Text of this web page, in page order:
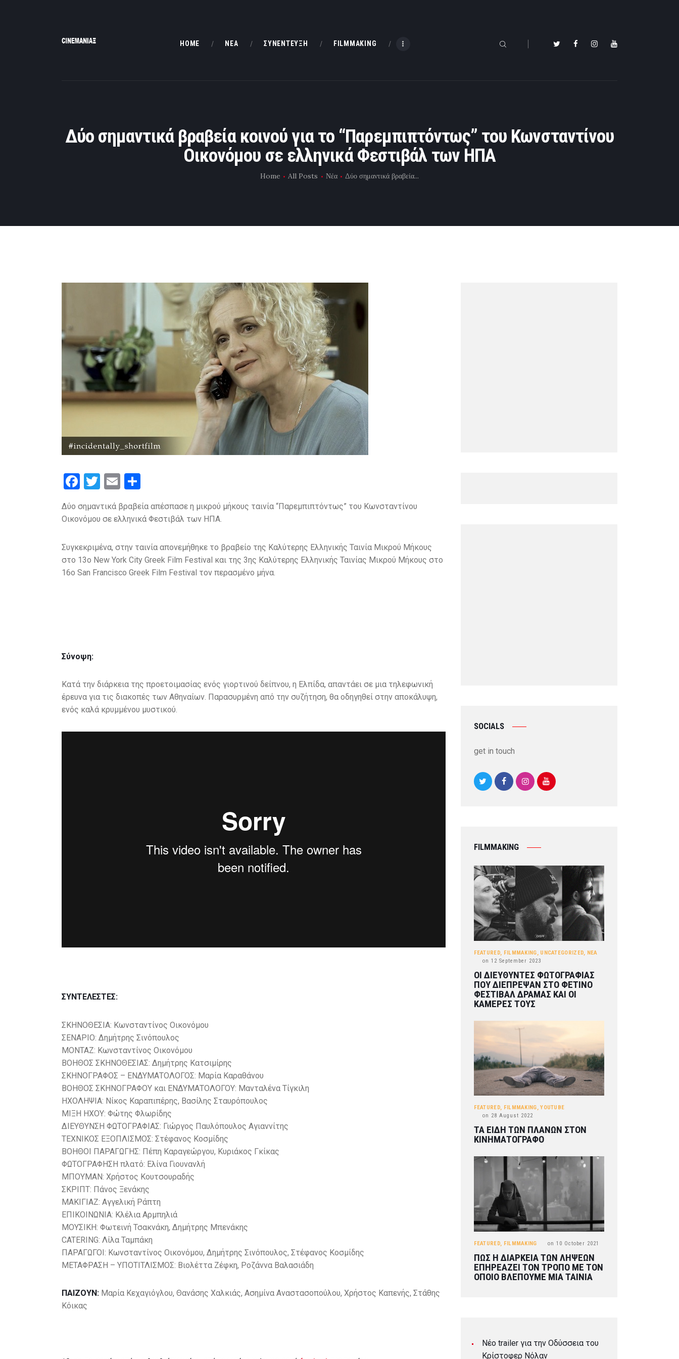
HOME ΝΕΑ ΣΥΝΕΝΤΕΥΞΗ FILMMAKING
Δύο σημαντικά βραβεία κοινού για το “Παρεμπιπτόντως” του Κωνσταντίνου
Οικονόμου σε ελληνικά Φεστιβάλ των ΗΠΑ
Home All Posts Νέα Δύο σημαντικά βραβεία...
ΝΕΑ
ΜΙΚΡΟΥ ΜΗΚΟΥΣ
EΠΙΚΟΙΝΩΝΙΑ
F
ce
b
o
o
k
T
wi
tt
E
ail
h
ar
Δύο σημαντικά βραβεία απέσπασε η μικρού μήκους ταινία “Παρεμπιπτόντως” του Κωνσταντίνου
Οικονόμου σε ελληνικά Φεστιβάλ των ΗΠΑ.
Συγκεκριμένα, στην ταινία απονεμήθηκε το βραβείο της Καλύτερης Ελληνικής Ταινία Μικρού Μήκους
στο 13ο New York City Greek Film Festival και της 3ης Καλύτερης Ελληνικής Ταινίας Μικρού Μήκους στο
16ο San Francisco Greek Film Festival τον περασμένο μήνα.
Σύνοψη:
Κατά την διάρκεια της προετοιμασίας ενός γιορτινού δείπνου, η Ελπίδα, απαντάει σε μια τηλεφωνική
έρευνα για τις διακοπές των Αθηναίων. Παρασυρμένη από την συζήτηση, θα οδηγηθεί στην αποκάλυψη,
ενός καλά κρυμμένου μυστικού.
ΣΥΝΤΕΛΕΣΤΕΣ:
ΣΚΗΝΟΘΕΣΙΑ: Κωνσταντίνος Οικονόμου
ΣΕΝΑΡΙΟ: Δημήτρης Σινόπουλος
ΜΟΝΤΑΖ: Κωνσταντίνος Οικονόμου
ΒΟΗΘΟΣ ΣΚΗΝΟΘΕΣΙΑΣ: Δημήτρης Κατσιμίρης
ΣΚΗΝΟΓΡΑΦΟΣ – ΕΝΔΥΜΑΤΟΛΟΓΟΣ: Μαρία Καραθάνου
ΒΟΗΘΟΣ ΣΚΗΝΟΓΡΑΦΟΥ και ΕΝΔΥΜΑΤΟΛΟΓΟΥ: Μανταλένα Τίγκιλη
ΗΧΟΛΗΨΙΑ: Νίκος Καραπιπέρης, Βασίλης Σταυρόπουλος
ΜΙΞΗ ΗΧΟΥ: Φώτης Φλωρίδης
ΔΙΕΥΘΥΝΣΗ ΦΩΤΟΓΡΑΦΙΑΣ: Γιώργος Παυλόπουλος Αγιαννίτης
ΤΕΧΝΙΚΟΣ ΕΞΟΠΛΙΣΜΟΣ: Στέφανος Κοσμίδης
ΒΟΗΘΟΙ ΠΑΡΑΓΩΓΗΣ: Πέπη Καραγεώργου, Κυριάκος Γκίκας
ΦΩΤΟΓΡΑΦΗΣΗ πλατό: Ελίνα Γιουνανλή
ΜΠΟΥΜΑΝ: Χρήστος Κουτσουραδής
ΣΚΡΙΠΤ: Πάνος Ξενάκης
ΜΑΚΙΓΙΑΖ: Αγγελική Ράπτη
ΕΠΙΚΟΙΝΩΝΙΑ: Κλέλια Αρμπηλιά
ΜΟΥΣΙΚΗ: Φωτεινή Τσακνάκη, Δημήτρης Μπενάκης
CATERING: Λίλα Ταμπάκη
ΠΑΡΑΓΩΓΟΙ: Κωνσταντίνος Οικονόμου, Δημήτρης Σινόπουλος, Στέφανος Κοσμίδης
ΜΕΤΑΦΡΑΣΗ – ΥΠΟΤΙΤΛΙΣΜΟΣ: Βιολέττα Ζέφκη, Ροζάννα Βαλασιάδη
ΠΑΙΖΟΥΝ: Μαρία Κεχαγιόγλου, Θανάσης Χαλκιάς, Ασημίνα Αναστασοπούλου, Χρήστος Καπενής, Στάθης
Κόικας
SOCIALS
get in touch
FILMMAKING
FEATURED, FILMMAKING, UNCATEGORIZED, ΝΕΑ
on 12 September 2023
ΟΙ ΔΙΕΥΘΥΝΤΕΣ ΦΩΤΟΓΡΑΦΙΑΣ
ΠΟΥ ΔΙΕΠΡΕΨΑΝ ΣΤΟ ΦΕΤΙΝΟ
ΦΕΣΤΙΒΑΛ ΔΡΑΜΑΣ ΚΑΙ ΟΙ
ΚΑΜΕΡΕΣ ΤΟΥΣ
FEATURED, FILMMAKING,YOUTUBE
on 28 August 2022
ΤΑ ΕΙΔΗ ΤΩΝ ΠΛΑΝΩΝ ΣΤΟΝ
ΚΙΝΗΜΑΤΟΓΡΑΦΟ
FEATURED, FILMMAKING on 10 October 2021
ΠΩΣ Η ΔΙΑΡΚΕΙΑ ΤΩΝ ΛΗΨΕΩΝ
ΕΠΗΡΕΑΖΕΙ ΤΟΝ ΤΡΟΠΟ ΜΕ ΤΟΝ
ΟΠΟΙΟ ΒΛΕΠΟΥΜΕ ΜΙΑ ΤΑΙΝΙΑ
Νέο trailer για την Οδύσσεια του
Κρίστοφερ Νόλαν